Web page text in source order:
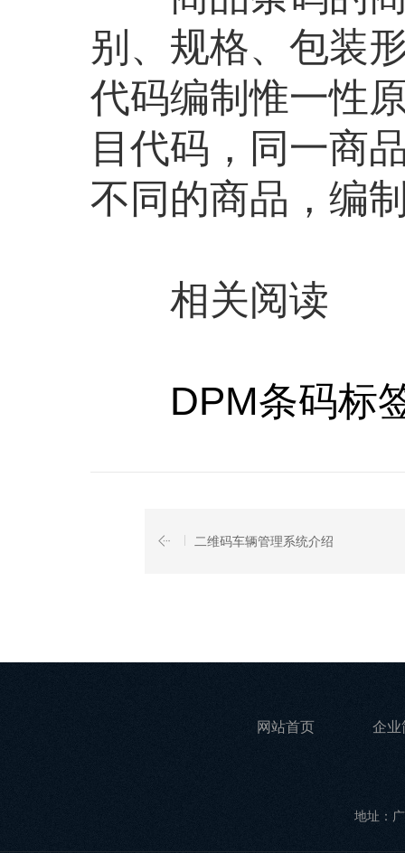
别、规格、包装
代码编制惟一性
目代码，同一商
不同的商品，编
相关阅读
DPM条码标
二维码车辆管理系统介绍
网站首页 企业
地址：